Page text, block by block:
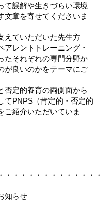
て誤解や生きづらい環境
文章を寄せてくださいま
えていただいた先生方
レントトレーニング・
たそれぞれの専門分野か
が良いのかをテーマにご
否定的養育の両側面から
てPNPS（肯定的・否定的
ご紹介いただいていま
・・・・・・・・・・・・
知らせ